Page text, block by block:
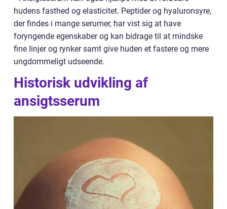
hudens fasthed og elasticitet. Peptider og hyaluronsyre,
der findes i mange serumer, har vist sig at have
foryngende egenskaber og kan bidrage til at mindske
fine linjer og rynker samt give huden et fastere og mere
ungdommeligt udseende.
Historisk udvikling af
ansigtsserum